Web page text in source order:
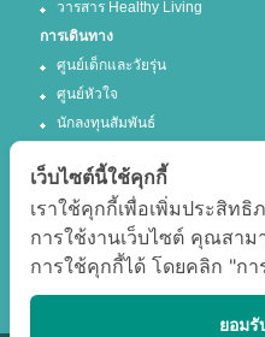
วารสาร Healthy Living
การเดินทาง
ศูนย์เด็กและวัยรุ่น
ศูนย์หัวใจ
นักลงทุนสัมพันธ์
Facebook
เว็บไซต์นี้ใช้คุกกี้
เราใช้คุกกี้เพื่อเพิ่มประสิท
การใช้งานเว็บไซต์ คุณสาม
การใช้คุกกี้ได้ โดยคลิก "ก
ยอมรั